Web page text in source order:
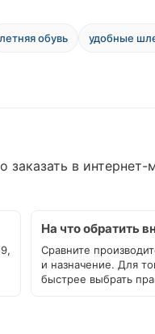
летняя обувь удобные
в интернет-
На что обратить
Сравните
и назначение. Для
быстрее выбрать